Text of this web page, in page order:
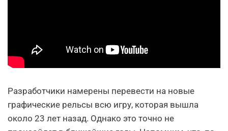
Разработчики намерены перевести на новые
графические рельсы всю игру, которая вышла
около 23 лет назад. Однако это точно не